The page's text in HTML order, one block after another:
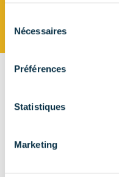
Nécessaires
Préférences
Statistiques
Marketing
24 avenue Joannès
BP 9206
dumontethusson@free.fr